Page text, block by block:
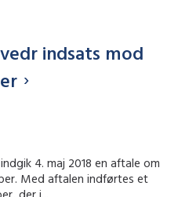
indsats mod
4. maj 2018 en aftale om
Med aftalen indførtes et